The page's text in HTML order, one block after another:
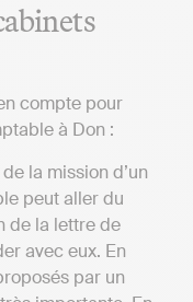
compte pour
à Don :
la mission d’un
peut aller du
de la lettre de
avec eux. En
par un